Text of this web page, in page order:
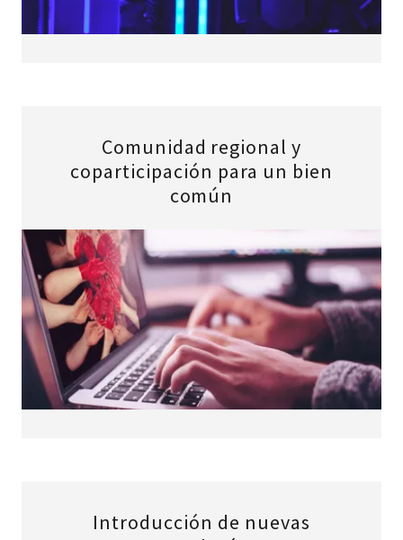
Comunidad regional y
coparticipación para un bien
común
Introducción de nuevas